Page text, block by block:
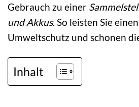
Gebrauch zu einer
und Akkus. So leisten Sie
Umweltschutz und schonen
Inhalt